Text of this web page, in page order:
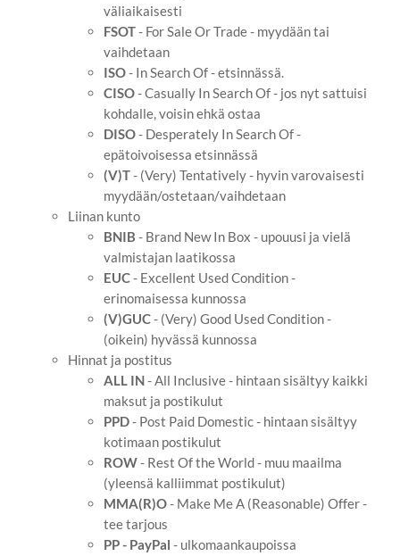
väliaikaisesti
FSOT- For Sale Or Trade - myydään tai
vaihdetaan
ISO- In Search Of - etsinnässä.
CISO- Casually In Search Of - jos nyt sattuisi
kohdalle, voisin ehkä ostaa
DISO- Desperately In Search Of -
epätoivoisessa etsinnässä
(V)T- (Very) Tentatively - hyvin varovaisesti
myydään/ostetaan/vaihdetaan
Liinan kunto
BNIB - Brand New In Box - upouusi ja vielä
valmistajan laatikossa
EUC- Excellent Used Condition -
erinomaisessa kunnossa
(V)GUC- (Very) Good Used Condition -
(oikein) hyvässä kunnossa
Hinnat ja postitus
ALL IN- All Inclusive - hintaan sisältyy kaikki
maksut ja postikulut
PPD- Post Paid Domestic - hintaan sisältyy
kotimaan postikulut
ROW- Rest Of the World - muu maailma
(yleensä kalliimmat postikulut)
MMA(R)O- Make Me A (Reasonable) Offer -
tee tarjous
PP - PayPal - ulkomaankaupoissa